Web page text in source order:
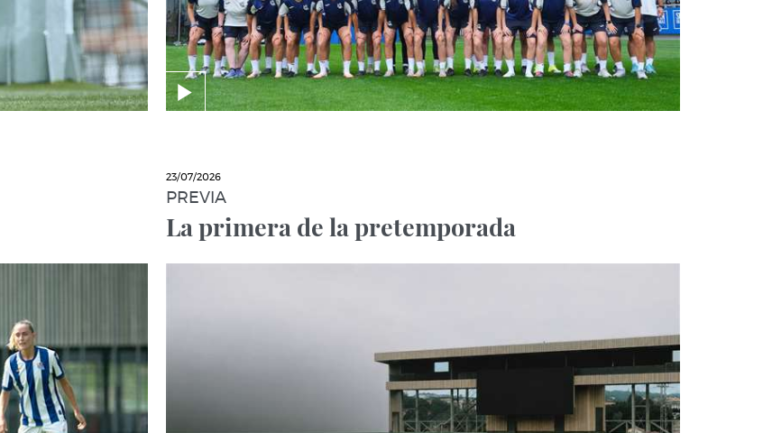
23/07/2026
PREVIA
La primera de la pretemporada